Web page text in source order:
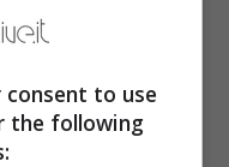
Iannone
to use
the following